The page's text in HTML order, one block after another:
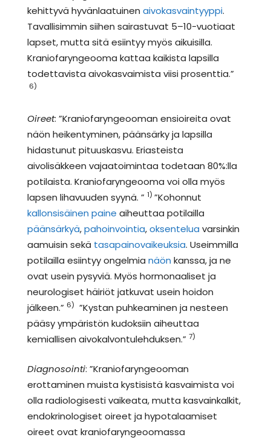
kehittyvä hyvänlaatuinen aivokasvaintyyppi.
Tavallisimmin siihen sairastuvat 5–10-vuotiaat
lapset, mutta sitä esiintyy myös aikuisilla.
Kraniofaryngeooma kattaa kaikista lapsilla
todettavista aivokasvaimista viisi prosenttia.”
6)
Oireet: ”Kraniofaryngeooman ensioireita ovat
näön heikentyminen, päänsärky ja lapsilla
hidastunut pituuskasvu. Eriasteista
aivolisäkkeen vajaatoimintaa todetaan 80%:lla
potilaista. Kraniofaryngeooma voi olla myös
lapsen lihavuuden syynä. ” 1) ”Kohonnut
kallonsisäinen paine aiheuttaa potilailla
päänsärkyä,pahoinvointia,oksentelua varsinkin
aamuisin sekä tasapainovaikeuksia. Useimmilla
potilailla esiintyy ongelmia näön kanssa, ja ne
ovat usein pysyviä. Myös hormonaaliset ja
neurologiset häiriöt jatkuvat usein hoidon
jälkeen.” 6) ”Kystan puhkeaminen ja nesteen
pääsy ympäristön kudoksiin aiheuttaa
kemiallisen aivokalvontulehduksen.” 7)
Diagnosointi: ”Kraniofaryngeooman
erottaminen muista kystisistä kasvaimista voi
olla radiologisesti vaikeata, mutta kasvainkalkit,
endokrinologiset oireet ja hypotalaamiset
oireet ovat kraniofaryngeoomassa